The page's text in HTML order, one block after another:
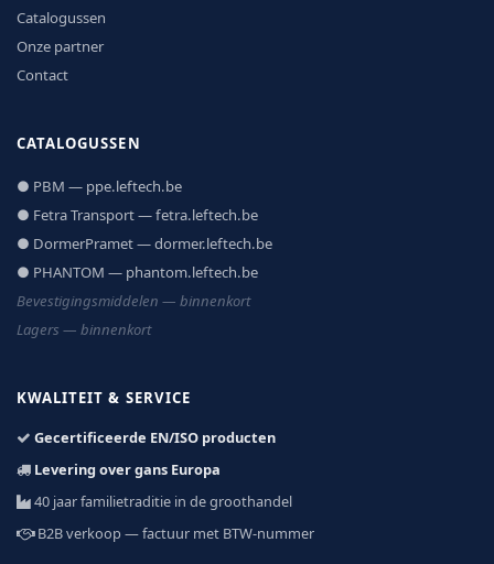
Catalogussen
Onze partner
Contact
CATALOGUSSEN
● PBM — ppe.leftech.be
● Fetra Transport — fetra.leftech.be
● DormerPramet — dormer.leftech.be
● PHANTOM — phantom.leftech.be
Bevestigingsmiddelen — binnenkort
Lagers — binnenkort
KWALITEIT & SERVICE
Gecertificeerde EN/ISO producten
Levering over gans Europa
40 jaar familietraditie in de groothandel
B2B verkoop — factuur met BTW-nummer